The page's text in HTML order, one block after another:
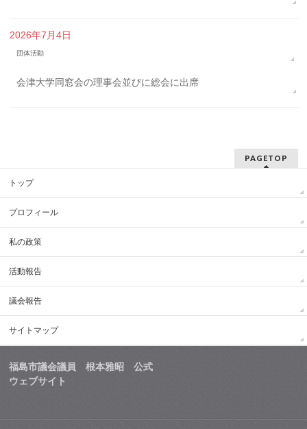
2026年7月4日
団体活動
会津大学同窓会の理事会並びに総会に出席
PAGETOP
トップ
プロフィール
私の政策
活動報告
議会報告
サイトマップ
福島市議会議員 根本雅昭 公式
ウェブサイト